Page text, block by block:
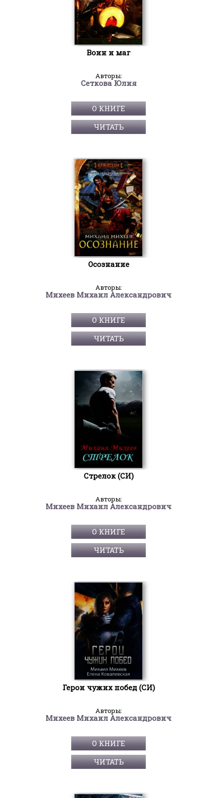
Воин и маг
Авторы:
Сеткова Юлия
О КНИГЕ
ЧИТАТЬ
Осознание
Авторы:
Михеев Михаил Александрович
О КНИГЕ
ЧИТАТЬ
Стрелок (СИ)
Авторы:
Михеев Михаил Александрович
О КНИГЕ
ЧИТАТЬ
Герои чужих побед (СИ)
Авторы:
Михеев Михаил Александрович
О КНИГЕ
ЧИТАТЬ